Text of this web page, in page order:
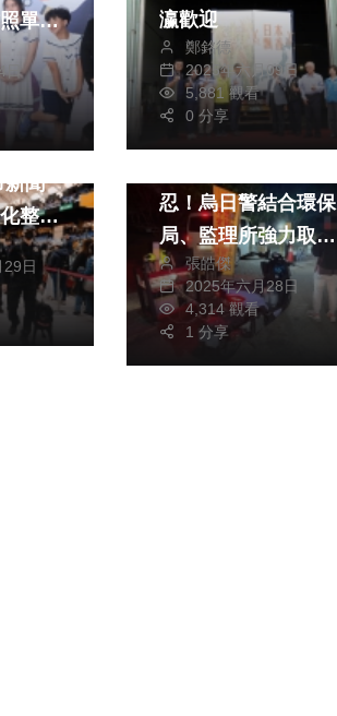
單全
不斷
日
瀛歡迎
鄭銘德
2025年六月09日
5,881 觀看
0 分享
演出
整備
日
忍！烏日警結合環保
局、監理所強力取締
改裝車
張皓傑
2025年六月28日
4,314 觀看
1 分享